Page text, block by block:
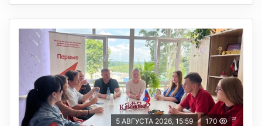
5 АВГУСТА 2026, 15:59 170